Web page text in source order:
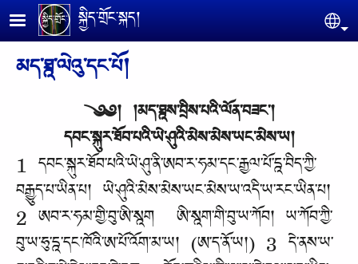
Skip to main content
སྐྱིད་གྲོང་སྐད།
མད་ཐྰ་ལེའུ་དང་པོ།
༄༅། །མད་ཐྰས་བྲིས་པའི་ལོན་བཟང་།
དབང་སྐུར་ཐོབ་པའི་ཡེ་ཤུའི་མེས་མེས་ཡང་མེས་ཡ།
1 དབང་སྐུར་ཐོབ་པའི་ཡེ་ཤུ་ནི་ཨབ་ར་ཧམ་དང་རྒྱལ་པོ་དྰ་བིད་ཀྱི་
བརྒྱུད་པ་ཡིན་པ། ཡེ་ཤུའི་མེས་མེས་ཡང་མེས་ཡ་འདི་ཡ་རང་ཡིན་པ།
2 ཨབ་ར་ཧམ་གྱི་བུ་ཨི་སྰག ཨི་སྰག་གི་བུ་ཡ་ཀོབ། ཡ་ཀོབ་ཀྱི་
བུ་ཡ་ཧུ་དྰ་དང་ཁོའི་ཨ་པོ་འོག་མ་ཡ། (ཨ་ད་ནོ་ཡ།) 3 དེ་ནས་ཡ་